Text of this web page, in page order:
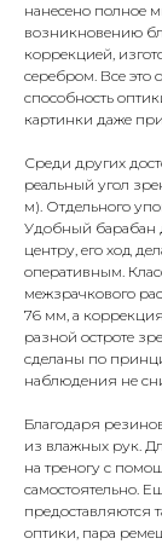
нанесено полное
возникновению
коррекцией,
серебром. Все это
способность
картинки даже
Среди других
реальный угол
м). Отдельного
Удобный барабан
центру, его ход
оперативным.
межзрачкового
76 мм, а
разной остроте
сделаны по
наблюдения не
Благодаря
из влажных рук.
на треногу с
самостоятельно.
предоставляются
оптики, пара